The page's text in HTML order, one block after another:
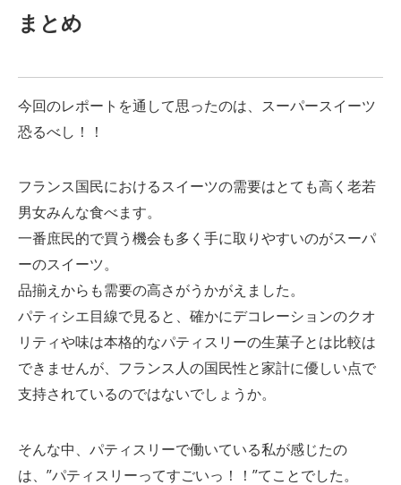
まとめ
今回のレポートを通して思ったのは、スーパースイーツ
恐るべし！！
フランス国民におけるスイーツの需要はとても高く老若
男女みんな食べます。
一番庶民的で買う機会も多く手に取りやすいのがスーパ
ーのスイーツ。
品揃えからも需要の高さがうかがえました。
パティシエ目線で見ると、確かにデコレーションのクオ
リティや味は本格的なパティスリーの生菓子とは比較は
できませんが、フランス人の国民性と家計に優しい点で
支持されているのではないでしょうか。
そんな中、パティスリーで働いている私が感じたの
は、”パティスリーってすごいっ！！”てことでした。